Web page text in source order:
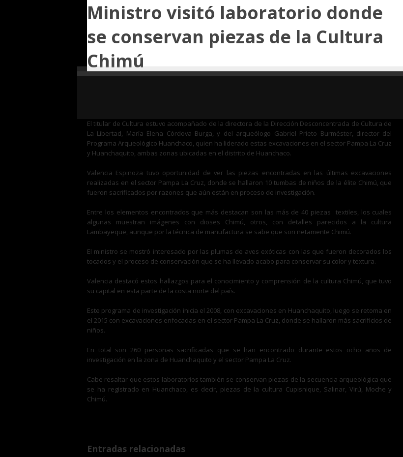
Ministro visitó laboratorio donde
se conservan piezas de la Cultura
Chimú
El titular de Cultura estuvo acompañado de la directora de la Dirección Desconcentrada de Cultura de
La Libertad, María Elena Córdova Burga, y del arqueólogo Gabriel Prieto Burméster, director del
Programa Arqueológico Huanchaco, quien ha liderado estas excavaciones en el sector Pampa La Cruz
y Huanchaquito, ambas zonas ubicadas en el distrito de Huanchaco.
Valencia Espinoza tuvo oportunidad de ver las piezas encontradas en las últimas excavaciones
realizadas en el sector Pampa La Cruz, donde se hallaron 10 tumbas de niños de la élite Chimú, que
fueron sacrificados por razones que aún están en proceso de investigación.
Entre los elementos encontrados que más destacan son las más de 40 piezas textiles, los cuales
algunas muestran imágenes con dioses Chimú, otros, con detalles parecidos a la cultura
Lambayeque, aunque por la técnica de manufactura se sabe que son netamente Chimú.
El ministro se mostró interesado por las plumas de aves exóticas con las que fueron decorados los
tocados y el proceso de conservación que se ha llevado acabo para conservar su color y textura.
Valencia destacó estos hallazgos para el conocimiento y comprensión de la cultura Chimú, que tuvo
su capital en esta parte de la costa norte del país.
Este programa de investigación inicia el 2008, con excavaciones en Huanchaquito, luego se retoma en
el 2015 con excavaciones enfocadas en el sector Pampa La Cruz, donde se hallaron más sacrificios de
niños.
En total son 260 personas sacrificadas que se han encontrado durante estos ocho años de
investigación en la zona de Huanchaquito y el sector Pampa La Cruz.
Cabe resaltar que estos laboratorios también se conservan piezas de la secuencia arqueológica que
se ha registrado en Huanchaco, es decir, piezas de la cultura Cupisnique, Salinar, Virú, Moche y
Chimú.
Entradas relacionadas